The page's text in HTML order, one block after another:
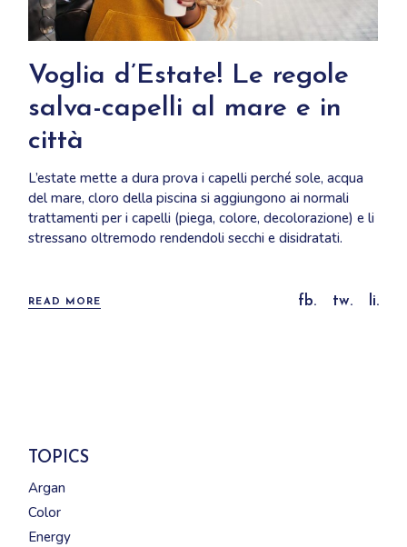
Voglia d’Estate! Le regole
salva-capelli al mare e in
città
L’estate mette a dura prova i capelli perché sole, acqua
del mare, cloro della piscina si aggiungono ai normali
trattamenti per i capelli (piega, colore, decolorazione) e li
stressano oltremodo rendendoli secchi e disidratati.
READ MORE fb. tw. li.
TOPICS
Argan
Color
Energy